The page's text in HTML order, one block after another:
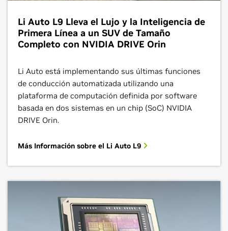
Li Auto L9 Lleva el Lujo y la Inteligencia de
Primera Línea a un SUV de Tamaño
Completo con NVIDIA DRIVE Orin
Li Auto está implementando sus últimas funciones
de conducción automatizada utilizando una
plataforma de computación definida por software
basada en dos sistemas en un chip (SoC) NVIDIA
DRIVE Orin.
Más Información sobre el Li Auto L9